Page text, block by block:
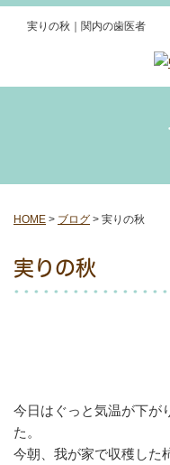
実りの秋｜関内の歯医者
HOME > ブログ > 実りの秋
実りの秋
今日はぐっと気温が下が
た。
今朝、我が家で収穫した